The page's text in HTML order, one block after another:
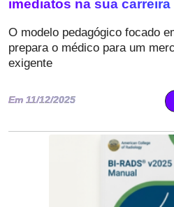
imediatos na sua
O modelo pedagógico focado
prepara o médico para um
exigente
Em 11/12/2025